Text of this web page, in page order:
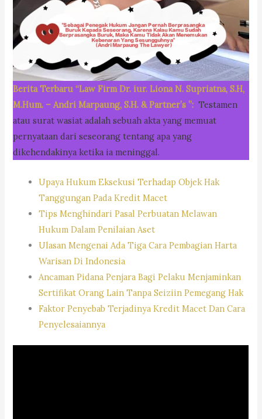
Berita Terbaru “Law Firm Dr. iur. Liona N. Supriatna, S.H,
M.Hum. – Andri Marpaung, S.H. & Partner’s ”: Testamen
atau surat wasiat adalah sebuah akta yang memuat
pernyataan dari seseorang tentang apa yang
dikehendakinya ketika ia meninggal.
Upaya Hukum Eksekusi Terhadap Objek Hak
Tanggungan Pada Kredit Macet
Tips Menghindari Pasal Perbuatan Melawan
Hukum Dalam Penilaian Aset
Ulasan Mengenai Ada Tiga Cara Pembagian Harta
Warisan Di Indonesia
Ancaman Pidana Penjara Bagi Pelaku Menjaminkan
Sertifikat Orang Lain Tanpa Seiziin Pemegang Hak
Faktor Penyebab Terjadinya Kredit Macet Dan Cara
Penyelesaiannya